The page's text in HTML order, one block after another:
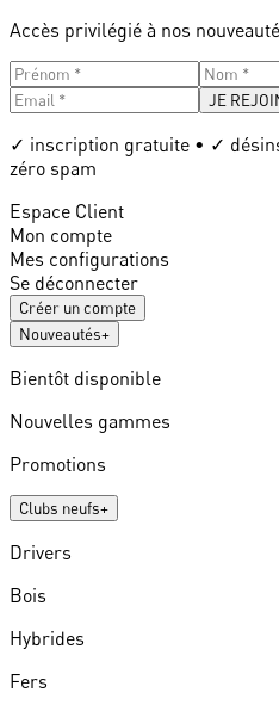
Accès privilégié à nos
JE
✓ inscription gratuite • ✓
zéro spam
Espace Client
Mon compte
Mes configurations
Se déconnecter
Créer un compte
Nouveautés+
Bientôt disponible
Nouvelles gammes
Promotions
Clubs neufs+
Drivers
Bois
Hybrides
Fers